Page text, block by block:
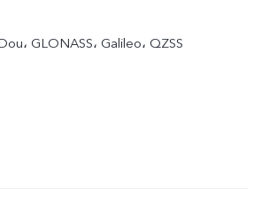
GPS،‏ BeiDou،‏ GLONASS،‏ Galileo،‏ QZSS